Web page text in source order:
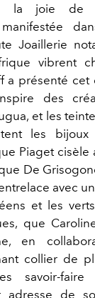
la joie de
Joaillerie
vibrent
a présenté
des
et les
les
Piaget cisèle
De
avec
et les
que
en
collier de
savoir-faire
adresse de